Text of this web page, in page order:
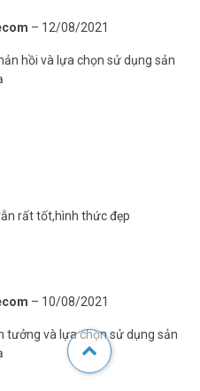
– 12/08/2021
hồi và lựa chọn sử dụng sản
rất tốt,hình thức đẹp
– 10/08/2021
tưởng và lựa chọn sử dụng sản